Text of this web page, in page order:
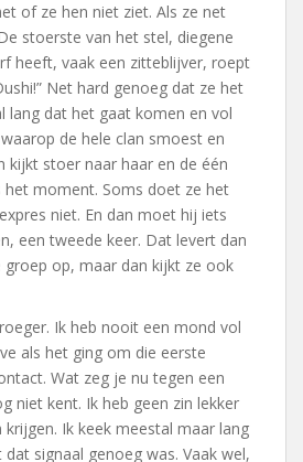
of ze hen niet ziet. Als ze net
stoerste van het stel, diegene
heeft, vaak een zitteblijver, roept
Net hard genoeg dat ze het
lang dat het gaat komen en vol
de hele clan smoest en
kijkt stoer naar haar en de één
het moment. Soms doet ze het
niet. En dan moet hij iets
een tweede keer. Dat levert dan
groep op, maar dan kijkt ze ook
Ik heb nooit een mond vol
als het ging om die eerste
Wat zeg je nu tegen een
niet kent. Ik heb geen zin lekker
Ik keek meestal maar lang
signaal genoeg was. Vaak wel,